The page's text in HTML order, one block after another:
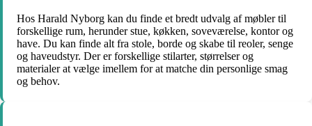
Hos Harald Nyborg kan du finde et bredt udvalg af møbler til
forskellige rum, herunder stue, køkken, soveværelse, kontor og
have. Du kan finde alt fra stole, borde og skabe til reoler, senge
og haveudstyr. Der er forskellige stilarter, størrelser og
materialer at vælge imellem for at matche din personlige smag
og behov.